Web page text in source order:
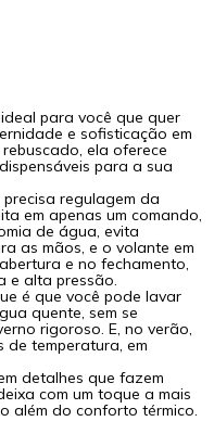
para você que quer
e sofisticação em
ela oferece
para a sua
regulagem da
em apenas um comando,
de água, evita
as mãos, e o volante em
e no fechamento,
e alta pressão.
é que você pode lavar
quente, sem se
rigoroso. E, no verão,
temperatura, em
detalhes que fazem
com um toque a mais
além do conforto térmico.